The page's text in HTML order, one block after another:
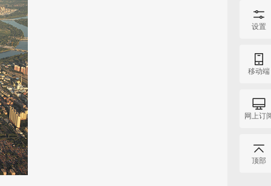
设置
移动端
网上订
顶部